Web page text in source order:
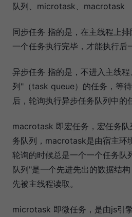
队列、microtask、macrotask
同步任务 指的是，在主线程上
一个任务执行完毕，才能执行后
异步任务 指的是，不进入主线程
列"（task queue）的任务，等
后，轮询执行异步任务队列中的
macrotask 即宏任务，宏任务
务队列，macrotask是由宿主环
轮询的时候总是一个一个任务队
队列"是一个先进先出的数据结
先被主线程读取。
microtask 即微任务，是由js引